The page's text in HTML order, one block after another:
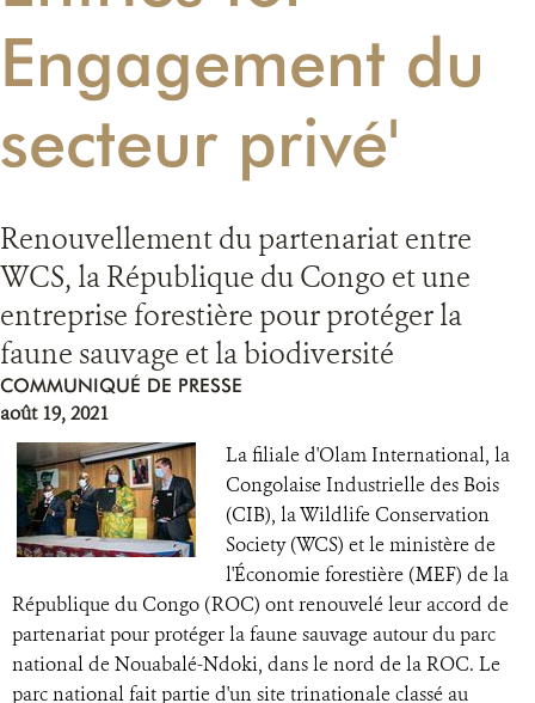
Engagement du
secteur privé'
Renouvellement du partenariat entre
WCS, la République du Congo et une
entreprise forestière pour protéger la
faune sauvage et la biodiversité
COMMUNIQUÉ DE PRESSE
août 19, 2021
La filiale d'Olam International, la
Congolaise Industrielle des Bois
(CIB), la Wildlife Conservation
Society (WCS) et le ministère de
l'Économie forestière (MEF) de la
République du Congo (ROC) ont renouvelé leur accord de
partenariat pour protéger la faune sauvage autour du parc
national de Nouabalé-Ndoki, dans le nord de la ROC. Le
parc national fait partie d'un site trinationale classé au